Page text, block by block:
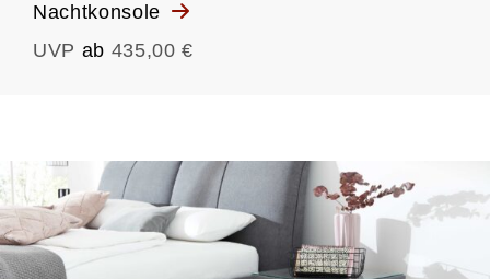
Nachtkonsole
UVP ab 435,00 €